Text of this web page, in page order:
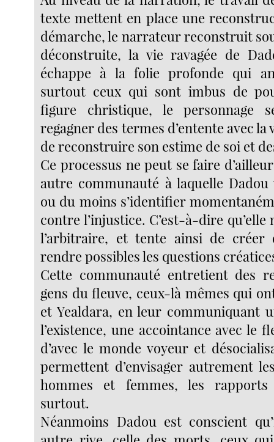
texte mettent en place une
démarche, le narrateur reconstruit
déconstruite, la vie ravagée de
échappe à la folie profonde qui
surtout ceux qui sont imbus de
figure christique, le personnage
regagner des termes d’entente avec
de reconstruire son estime de soi et
Ce processus ne peut se faire
autre communauté à laquelle
ou du moins s’identifier
contre l’injustice. C’est-à-dire qu’elle
l’arbitraire, et tente ainsi de créer
rendre possibles les questions
Cette communauté entretient des
gens du fleuve, ceux-là mêmes qui
et Yealdara, en leur communiquant
l’existence, une accointance avec le
d’avec le monde voyeur et
permettent d’envisager autrement
hommes et femmes, les
surtout.
Néanmoins Dadou est conscient